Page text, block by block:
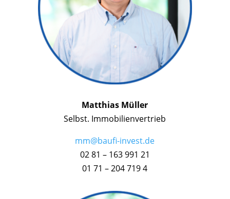
Matthias Müller
Selbst. Immobilienvertrieb
mm@baufi-invest.de
02 81 – 163 991 21
01 71 – 204 719 4